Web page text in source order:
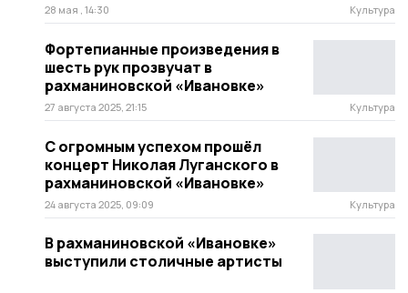
28 мая , 14:30 Культура
Фортепианные произведения в
шесть рук прозвучат в
рахманиновской «Ивановке»
27 августа 2025, 21:15 Культура
С огромным успехом прошёл
концерт Николая Луганского в
рахманиновской «Ивановке»
24 августа 2025, 09:09 Культура
В рахманиновской «Ивановке»
выступили столичные артисты